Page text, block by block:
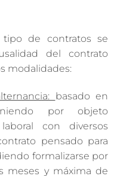
de contratos se
del contrato
modalidades:
basado en
por objeto
con diversos
pensado para
formalizarse por
meses y máxima de